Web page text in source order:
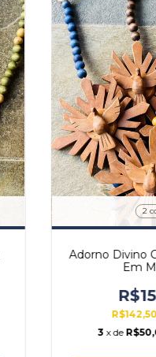
2
Adorno Divino
Em
3 x de